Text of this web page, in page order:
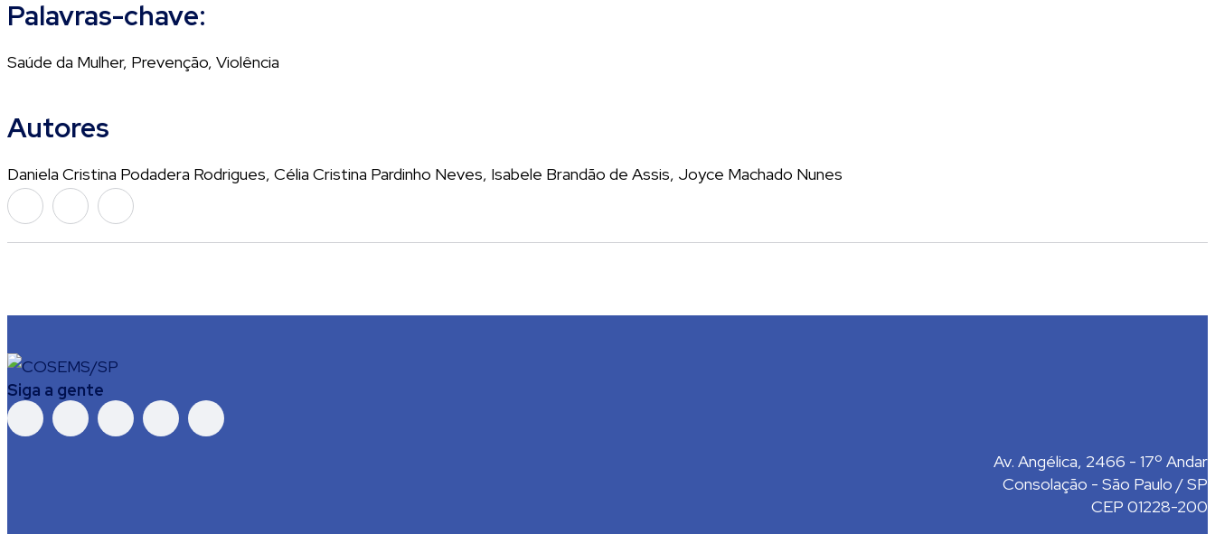
Palavras-chave:
Saúde da Mulher, Prevenção, Violência
Autores
Daniela Cristina Podadera Rodrigues, Célia Cristina Pardinho Neves, Isabele Brandão de Assis, Joyce Machado Nunes
Siga a gente
Av. Angélica, 2466 - 17º Andar
Consolação - São Paulo / SP
CEP 01228-200